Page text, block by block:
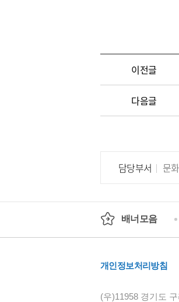
이전글
다음글
담당부서 문
배너모음
경기도청 행정안전부
개인정보처리방침
(우)11958 경기도